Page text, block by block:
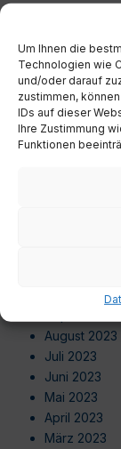
Um Ihnen die
Technologien wie
und/oder darauf
zustimmen,
IDs auf dieser
Ihre Zustimmung
Funktionen
Dezember
November
Oktober
September
August 2024
Juli 2024
Juni 2024
Mai 2024
November
Oktober
August 2023
Juli 2023
Juni 2023
Mai 2023
April 2023
März 2023